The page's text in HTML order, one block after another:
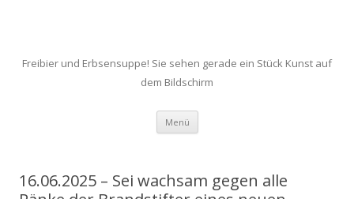
Freibier und Erbsensuppe! Sie sehen gerade ein Stück Kunst auf
dem Bildschirm
Menü Zum
springen
16.06.2025 – Sei wachsam gegen alle